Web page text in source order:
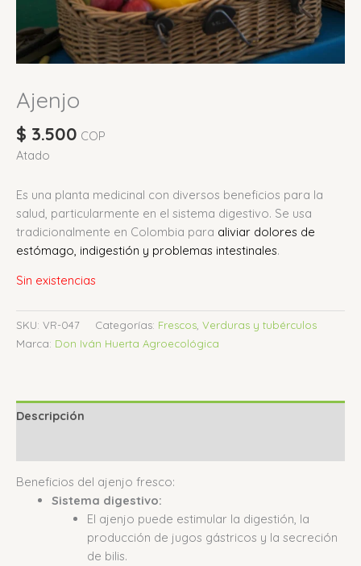
Ajenjo
$ 3.500 COP
Atado
Es una planta medicinal con diversos beneficios para la
salud, particularmente en el sistema digestivo. Se usa
tradicionalmente en Colombia para aliviar dolores de
estómago, indigestión y problemas intestinales.
Sin existencias
SKU: VR-047 Categorías: Frescos Verduras y tubérculos
Marca: Don Iván Huerta Agroecológica
Descripción
Beneficios del ajenjo fresco:
Sistema digestivo:
El ajenjo puede estimular la digestión, la
producción de jugos gástricos y la secreción
de bilis.